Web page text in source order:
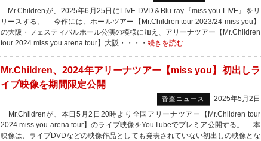
Mr.Childrenが、2025年6月25日にLIVE DVD＆Blu-ray『miss you LIVE』をリ
リースする。 今作には、ホールツアー【Mr.Children tour 2023/24 miss you】
の大阪・フェスティバルホール公演の模様に加え、アリーナツアー【Mr.Children
tour 2024 miss you arena tour】大阪・・・・ 続きを読む
Mr.Children、2024年アリーナツアー【miss you】初出しラ
イブ映像を期間限定公開
音楽ニュース
2025年5月2日
Mr.Childrenが、本日5月2日20時より全国アリーナツアー【Mr.Children tour
2024 miss you arena tour】のライブ映像をYouTubeでプレミア公開する。 本
映像は、ライブDVDなどの映像作品としても発表されていない初出しの映像とな